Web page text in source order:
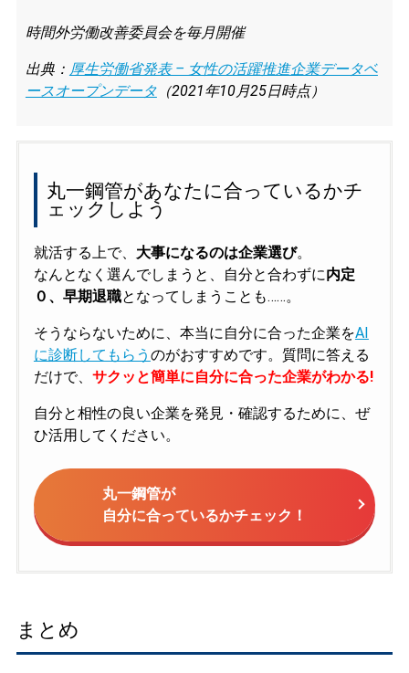
時間外労働改善委員会を毎月開催
出典： 厚生労働省発表 – 女性の活躍推進企業データベ
ースオープンデータ（2021年10月25日時点）
丸一鋼管があなたに合っているかチ
ェックしよう
就活する上で、 大事になるのは企業選び。
なんとなく選んでしまうと、自分と合わずに内定
０、早期退職となってしまうことも……。
そうならないために、本当に自分に合った企業をAI
に診断してもらう のがおすすめです。質問に答える
だけで、 サクッと簡単に自分に合った企業がわかる!
自分と相性の良い企業を発見・確認するために、ぜ
ひ活用してください。
丸一鋼管が
自分に合っているかチェック！
まとめ